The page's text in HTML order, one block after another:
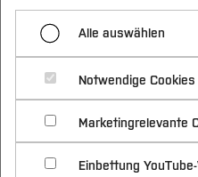
Studium
Studienangebote
Vor dem Studium
Bewerben &
Bewerbungsportal
Im Studium
Studienbüros und
Nach dem
Forschung &
Profil
Forschungs- und
Schwerpunkte (FuT)
Beratung &
Nachhaltigkeit
Nachhaltigkeit
International
Informationen einholen
Erfahrungen sammeln
Entscheidung treffen
Studienstart
Alle auswählen
Notwendige Cookies
Marketingrelevante
Einbettung